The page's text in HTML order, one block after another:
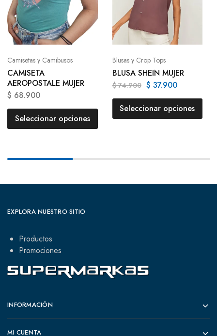
Camisetas y Camibusos
CAMISETA
AEROPOSTALE MUJER
$ 68.900
Seleccionar opciones
Blusas y Crop Tops
BLUSA SHEIN MUJER
$74.900 $ 37.900
Seleccionar opciones
EXPLORA NUESTRO SITIO
Productos
Promociones
INFORMACIÓN
MI CUENTA